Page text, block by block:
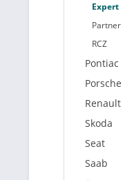
Expert
Partner
RCZ
Pontiac
Porsche
Renault
Skoda
Seat
Saab